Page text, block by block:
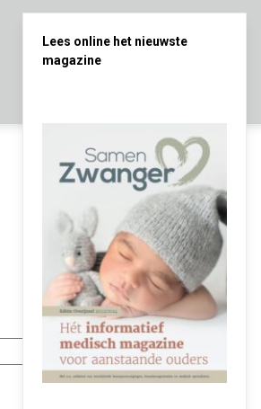
Lees online het nieuwste
magazine